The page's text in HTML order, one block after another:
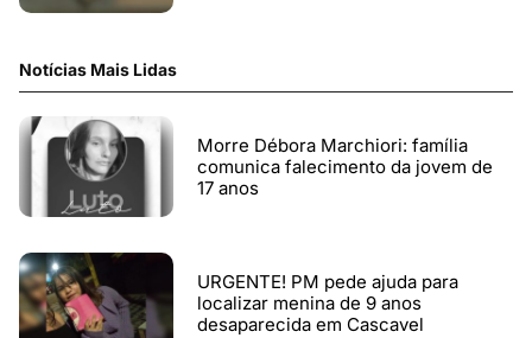
Notícias Mais Lidas
Morre Débora Marchiori: família
comunica falecimento da jovem de
17 anos
URGENTE! PM pede ajuda para
localizar menina de 9 anos
desaparecida em Cascavel